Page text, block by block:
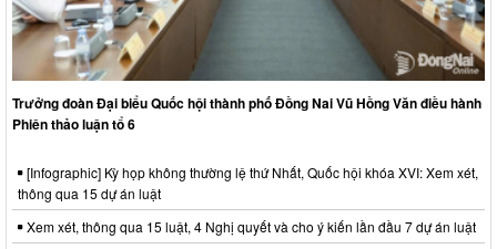
Trưởng đoàn Đại biểu Quốc hội thành phố Đồng Nai Vũ Hồng Văn điều hành
Phiên thảo luận tổ 6
[Infographic] Kỳ họp không thường lệ thứ Nhất, Quốc hội khóa XVI: Xem xét,
thông qua 15 dự án luật
Xem xét, thông qua 15 luật, 4 Nghị quyết và cho ý kiến lần đầu 7 dự án luật